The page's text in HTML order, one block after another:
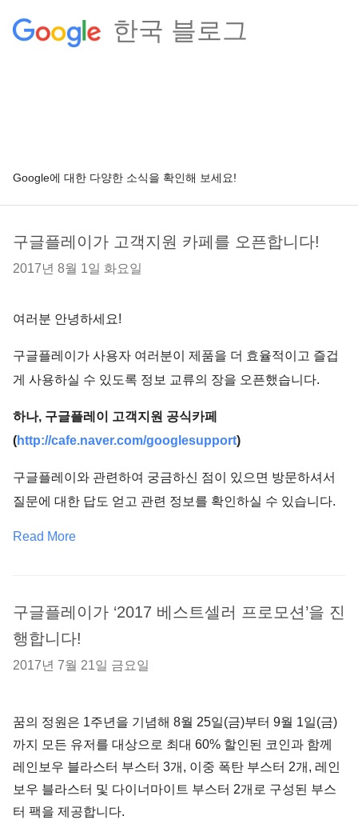
한국 블로그
Google에 대한 다양한 소식을 확인해 보세요!
구글플레이가 고객지원 카페를 오픈합니다!
2017년 8월 1일 화요일
여러분 안녕하세요!
구글플레이가 사용자 여러분이 제품을 더 효율적이고 즐겁
게 사용하실 수 있도록 정보 교류의 장을 오픈했습니다.
하나, 구글플레이 고객지원 공식카페
(http://cafe.naver.com/googlesupport)
구글플레이와 관련하여 궁금하신 점이 있으면 방문하셔서
질문에 대한 답도 얻고 관련 정보를 확인하실 수 있습니다.
Read More
구글플레이가 ‘2017 베스트셀러 프로모션’을 진
행합니다!
2017년 7월 21일 금요일
꿈의 정원은 1주년을 기념해 8월 25일(금)부터 9월 1일(금)
까지 모든 유저를 대상으로 최대 60% 할인된 코인과 함께
레인보우 블라스터 부스터 3개, 이중 폭탄 부스터 2개, 레인
보우 블라스터 및 다이너마이트 부스터 2개로 구성된 부스
터 팩을 제공합니다.